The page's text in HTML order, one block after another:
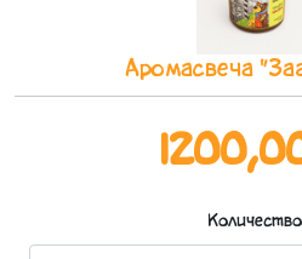
Аромасвеча